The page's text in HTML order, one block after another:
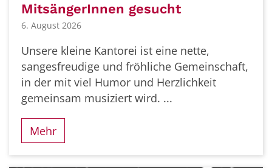
MitsängerInnen gesucht
6. August 2026
Unsere kleine Kantorei ist eine nette,
sangesfreudige und fröhliche Gemeinschaft,
in der mit viel Humor und Herzlichkeit
gemeinsam musiziert wird. ...
Mehr